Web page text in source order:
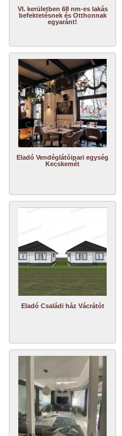
VI. kerületben 68 nm-es lakás
befektetésnek és Otthonnak
egyaránt!
Eladó Vendéglátóipari egység
Kecskemét
Eladó Családi ház Vácrátót